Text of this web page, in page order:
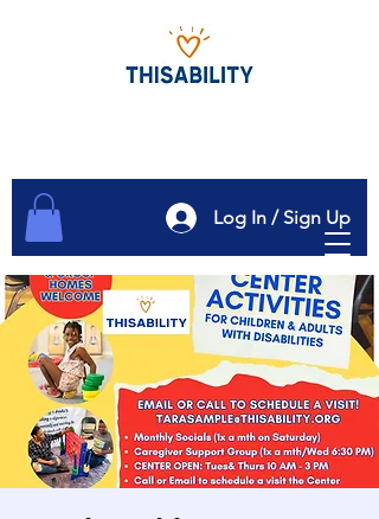
Log In / Sign Up